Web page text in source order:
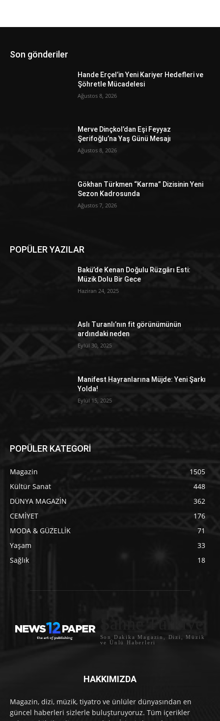
Son gönderiler
Hande Erçel’in Yeni Kariyer Hedefleri ve
Şöhretle Mücadelesi
Ağustos 8, 2026
Merve Dinçkol’dan Eşi Feyyaz
Şerifoğlu’na Yaş Günü Mesajı
Ağustos 8, 2026
Gökhan Türkmen “Karma” Dizisinin Yeni
Sezon Kadrosunda
Ağustos 7, 2026
POPÜLER YAZILAR
Bakü’de Kenan Doğulu Rüzgârı Esti:
Müzik Dolu Bir Gece
Haziran 24, 2025
Aslı Turanlı’nın fit görünümünün
ardındaki neden
Eylül 30, 2025
Manifest Hayranlarına Müjde: Yeni Şarkı
Yolda!
Eylül 15, 2025
POPÜLER KATEGORİ
Magazin
1505
Kültür Sanat
448
DÜNYA MAGAZİN
362
CEMİYET
176
MODA & GÜZELLİK
71
Yaşam
33
Sağlık
18
Sahne Türkiye
Son Dakika Magazin, Dizi, Müzik
ve Ünlü Haberleri
HAKKIMIZDA
Magazin, dizi, müzik, tiyatro ve ünlüler dünyasından en
güncel haberleri sizlerle buluşturuyoruz. Tüm içerikler